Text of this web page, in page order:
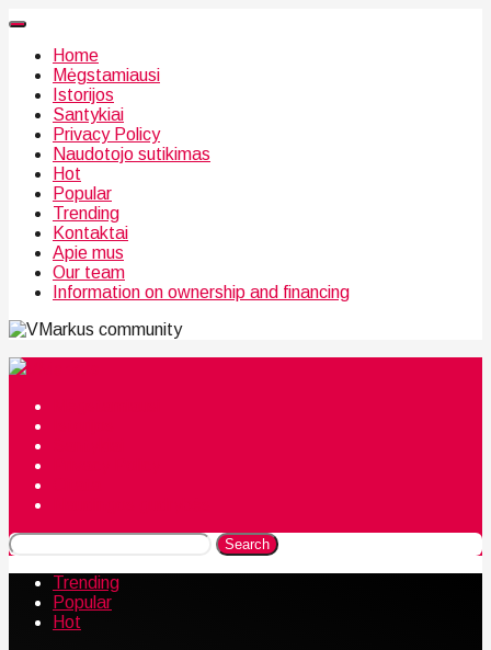
Home
Mėgstamiausi
Istorijos
Santykiai
Privacy Policy
Naudotojo sutikimas
Hot
Popular
Trending
Kontaktai
Apie mus
Our team
Information on ownership and financing
community
Search
Trending
Popular
Hot